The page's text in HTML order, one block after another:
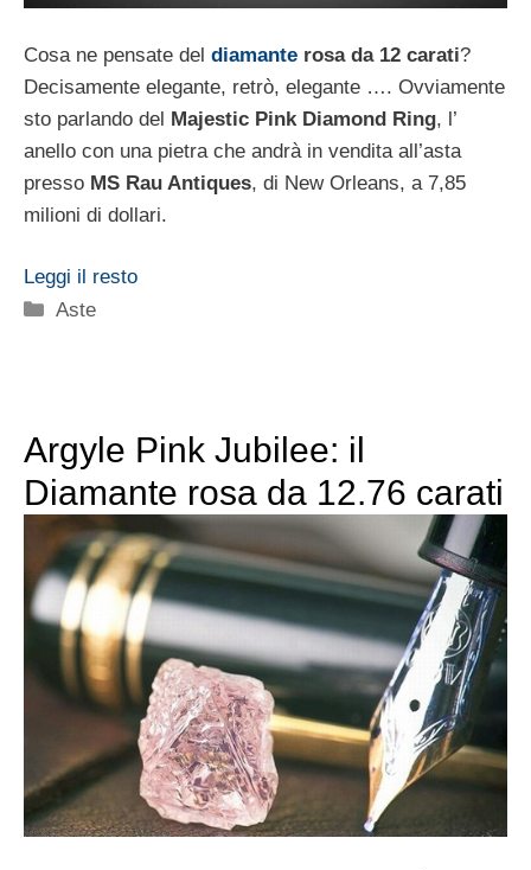
Cosa ne pensate del diamante rosa da 12 carati?
Decisamente elegante, retrò, elegante …. Ovviamente
sto parlando del Majestic Pink Diamond Ring, l’
anello con una pietra che andrà in vendita all’asta
presso MS Rau Antiques, di New Orleans, a 7,85
milioni di dollari.
Leggi il resto
Categorie
Aste
Argyle Pink Jubilee: il
Diamante rosa da 12.76 carati